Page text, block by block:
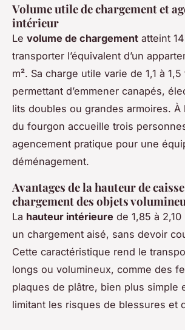
Volume utile de chargement et
intérieur
Le volume de chargement atteint
transporter l’équivalent d’un
m². Sa charge utile varie de 1,1 à
permettant d’emmener canapés,
lits doubles ou grandes armoires. À
du fourgon accueille trois
agencement pratique pour une
déménagement.
Avantages de la hauteur de
chargement des objets
La hauteur intérieure de 1,85 à
un chargement aisé, sans devoir
Cette caractéristique rend le
longs ou volumineux, comme des
plaques de plâtre, bien plus simple
limitant les risques de blessures et